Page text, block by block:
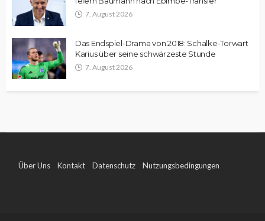
7. August 2026
Das Endspiel-Drama von 2018: Schalke-Torwart
Karius über seine schwärzeste Stunde
7. August 2026
Über Uns Kontakt Datenschutz Nutzungsbedingungen